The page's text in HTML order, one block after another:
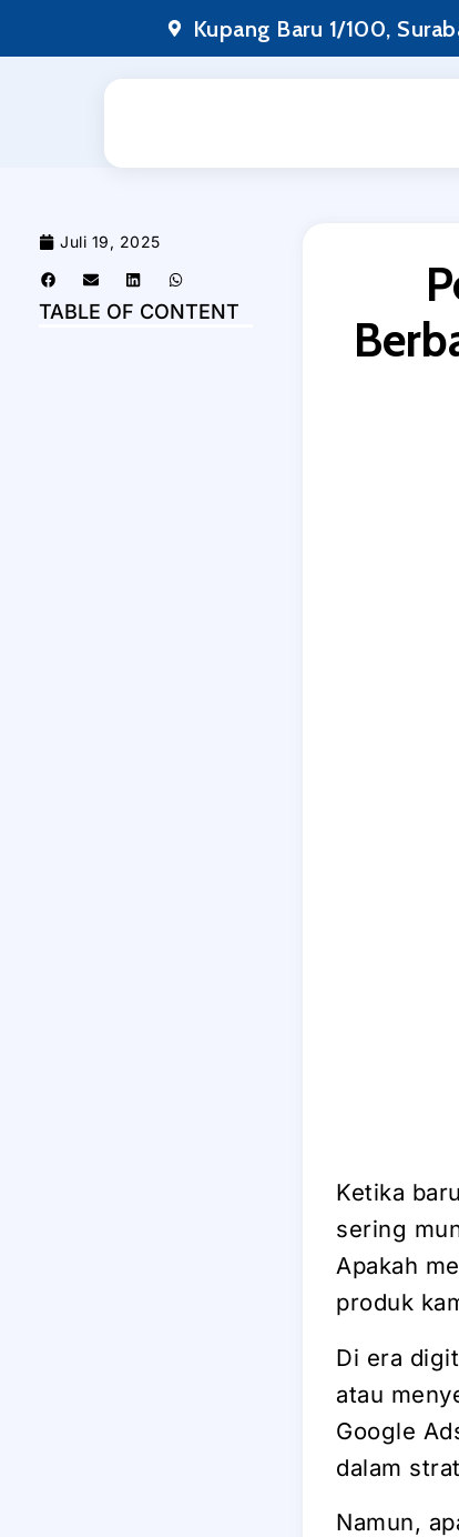
Kupang Baru 1/100,
Juli 19, 2025
TABLE OF CONTENT
Ketika
sering
Apakah
produk
Di era
atau
Google
dalam
Namun,